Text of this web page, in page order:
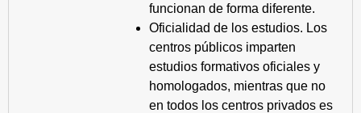
funcionan de forma diferente.
Oficialidad de los estudios. Los
centros públicos imparten
estudios formativos oficiales y
homologados, mientras que no
en todos los centros privados es